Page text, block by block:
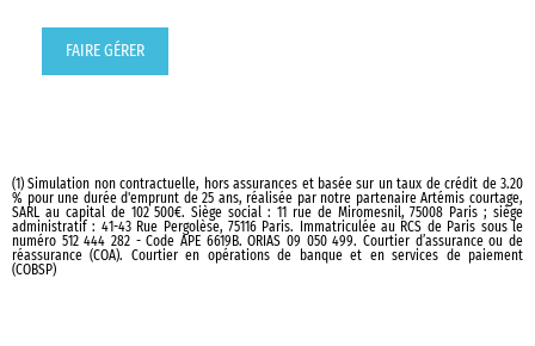
FAIRE GÉRER
(1) Simulation non contractuelle, hors assurances et basée sur un taux de crédit de 3.20
% pour une durée d'emprunt de 25 ans, réalisée par notre partenaire Artémis courtage,
SARL au capital de 102 500€. Siège social : 11 rue de Miromesnil, 75008 Paris ; siège
administratif : 41-43 Rue Pergolèse, 75116 Paris. Immatriculée au RCS de Paris sous le
numéro 512 444 282 - Code APE 6619B. ORIAS 09 050 499. Courtier d’assurance ou de
réassurance (COA). Courtier en opérations de banque et en services de paiement
(COBSP)